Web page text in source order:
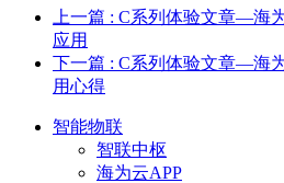
上一篇 : C系列体验文章—海
应用
下一篇 : C系列体验文章—海
用心得
智能物联
智联中枢
海为云APP